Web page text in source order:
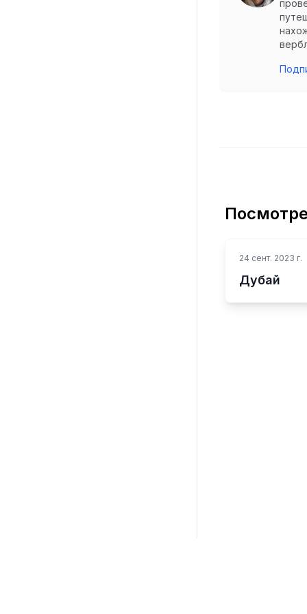
24 сент. 2023 г.
Дубай